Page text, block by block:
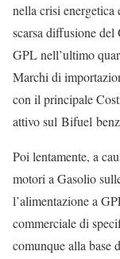
nella crisi
scarsa diffusione
GPL nell’ultimo
Marchi di
con il principale
attivo sul Bifuel
Poi lentamente, a
motori a Gasolio
l’alimentazione a
commerciale di
comunque alla base